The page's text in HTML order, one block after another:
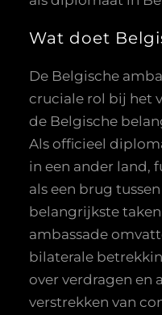
Wat doet
De Belgische
cruciale rol bij het
de Belgische
Als officieel
in een ander land,
als een brug
belangrijkste
ambassade
bilaterale
over verdragen en
verstrekken van